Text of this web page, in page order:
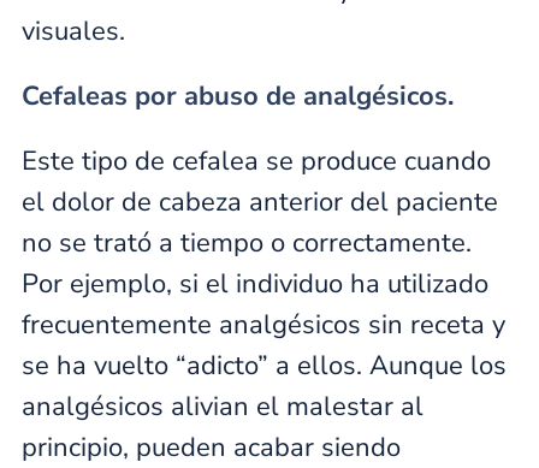
visuales.
Cefaleas por abuso de analgésicos.
Este tipo de cefalea se produce cuando
el dolor de cabeza anterior del paciente
no se trató a tiempo o correctamente.
Por ejemplo, si el individuo ha utilizado
frecuentemente analgésicos sin receta y
se ha vuelto “adicto” a ellos. Aunque los
analgésicos alivian el malestar al
principio, pueden acabar siendo